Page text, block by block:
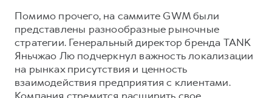
Помимо прочего, на саммите GWM были
представлены разнообразные рыночные
стратегии. Генеральный директор бренда TANK
Яньчжао Лю подчеркнул важность локализации
на рынках присутствия и ценность
взаимодействия предприятия с клиентами.